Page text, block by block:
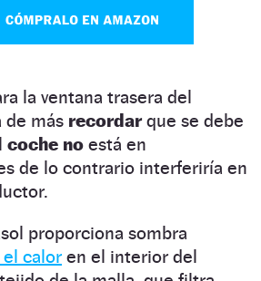
la ventana trasera del
de más recordarque se debe
coche no está en
de lo contrario interferiría en
proporciona sombra
el calor en el interior del